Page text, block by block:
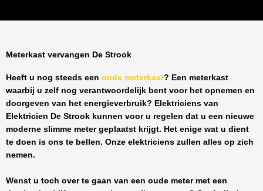
Meterkast vervangen De Strook
Heeft u nog steeds een oude meterkast? Een meterkast
waarbij u zelf nog verantwoordelijk bent voor het opnemen en
doorgeven van het energieverbruik? Elektriciens van
Elektricien De Strook kunnen voor u regelen dat u een nieuwe
moderne slimme meter geplaatst krijgt. Het enige wat u dient
te doen is ons te bellen. Onze elektriciens zullen alles op zich
nemen.
Wenst u toch over te gaan van een oude meter met een